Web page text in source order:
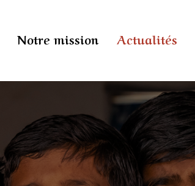
Notre mission Actualités